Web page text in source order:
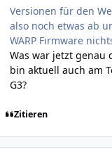
Versionen für den
also noch etwas ab
WARP Firmware
Was war jetzt genau
bin aktuell auch am
G3?
Zitieren